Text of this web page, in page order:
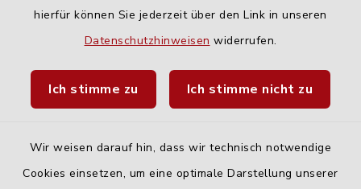
hierfür können Sie jederzeit über den Link in unseren
Datenschutzhinweisen widerrufen.
Ich stimme zu Ich stimme nicht zu
Wir weisen darauf hin, dass wir technisch notwendige
Cookies einsetzen, um eine optimale Darstellung unserer
Quicklinks
Fahrplanauskunft DING